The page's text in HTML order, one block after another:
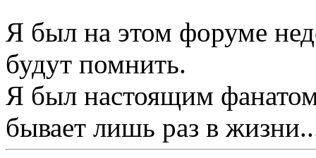
Я был на этом форуме
будут помнить.
Я был настоящим
бывает лишь раз в